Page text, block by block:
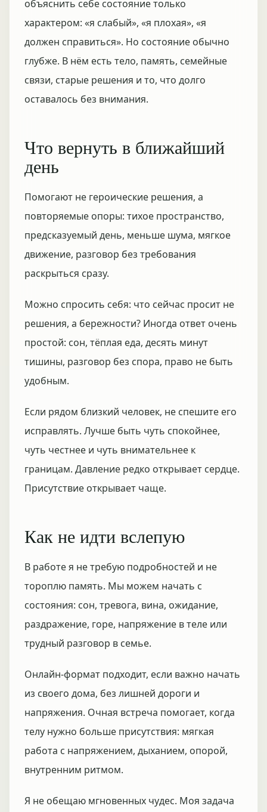
объяснить себе состояние только
характером: «я слабый», «я плохая», «я
должен справиться». Но состояние обычно
глубже. В нём есть тело, память, семейные
связи, старые решения и то, что долго
оставалось без внимания.
Что вернуть в ближайший
день
Помогают не героические решения, а
повторяемые опоры: тихое пространство,
предсказуемый день, меньше шума, мягкое
движение, разговор без требования
раскрыться сразу.
Можно спросить себя: что сейчас просит не
решения, а бережности? Иногда ответ очень
простой: сон, тёплая еда, десять минут
тишины, разговор без спора, право не быть
удобным.
Если рядом близкий человек, не спешите его
исправлять. Лучше быть чуть спокойнее,
чуть честнее и чуть внимательнее к
границам. Давление редко открывает сердце.
Присутствие открывает чаще.
Как не идти вслепую
В работе я не требую подробностей и не
тороплю память. Мы можем начать с
состояния: сон, тревога, вина, ожидание,
раздражение, горе, напряжение в теле или
трудный разговор в семье.
Онлайн-формат подходит, если важно начать
из своего дома, без лишней дороги и
напряжения. Очная встреча помогает, когда
телу нужно больше присутствия: мягкая
работа с напряжением, дыханием, опорой,
внутренним ритмом.
Я не обещаю мгновенных чудес. Моя задача